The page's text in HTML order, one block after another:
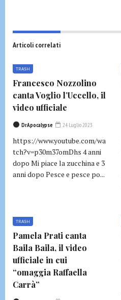
Articoli correlati
TRASH
Francesco Nozzolino
canta Voglio l’Uccello, il
video ufficiale
DrApocalypse 24 Luglio 2023
https://www.youtube.com/wa
tch?v=p30m37omDhs 4 anni
dopo Mi piace la zucchina e 3
anni dopo Pesce e pesce po...
TRASH
Pamela Prati canta
Baila Baila, il video
ufficiale in cui
“omaggia Raffaella
Carrà”